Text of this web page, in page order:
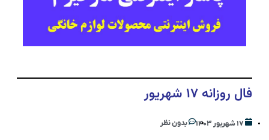
فال روزانه ۱۷ شهریور
۱۷ شهریور ۱۴۰۳ بدون نظر